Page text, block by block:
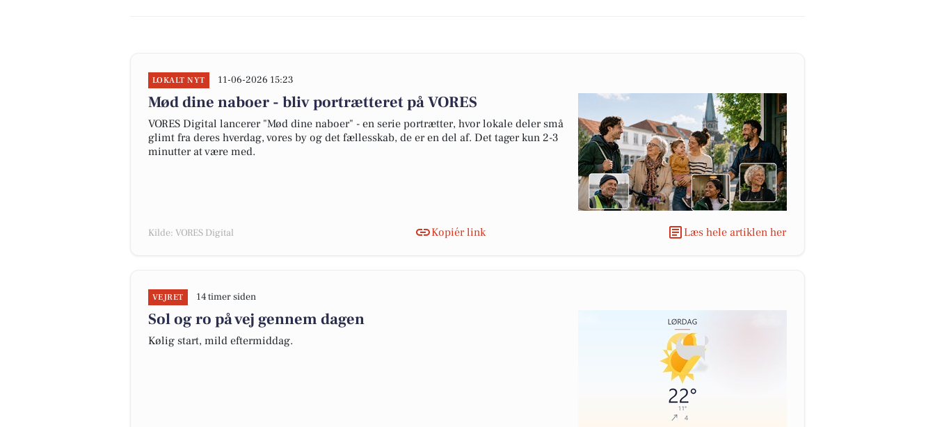
LOKALT NYT 11-06-2026 15:23
Mød dine naboer - bliv portrætteret på VORES
VORES Digital lancerer "Mød dine naboer" - en serie portrætter, hvor lokale deler små
glimt fra deres hverdag, vores by og det fællesskab, de er en del af. Det tager kun 2-3
minutter at være med.
Kilde: VORES Digital Kopiér link Læs hele artiklen her
VEJRET 14 timer siden
Sol og ro på vej gennem dagen
Kølig start, mild eftermiddag.